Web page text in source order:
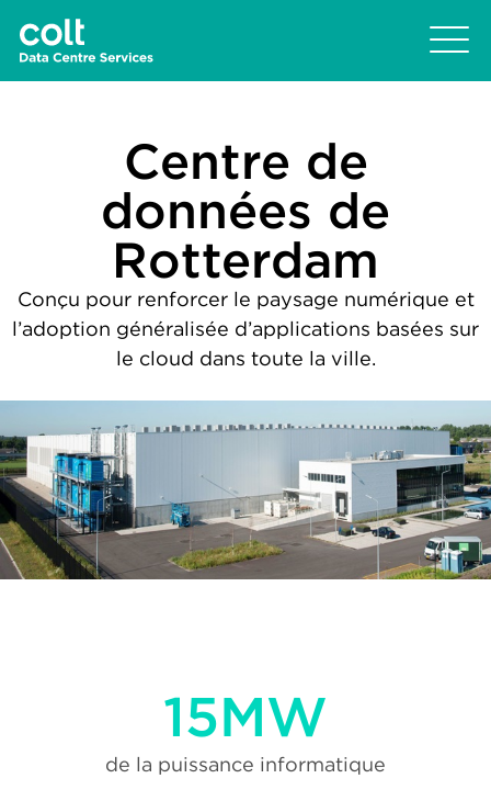
Centre de
données de
Rotterdam
Conçu pour renforcer le paysage numérique et
l’adoption généralisée d’applications basées sur
le cloud dans toute la ville.
15MW
de la puissance informatique